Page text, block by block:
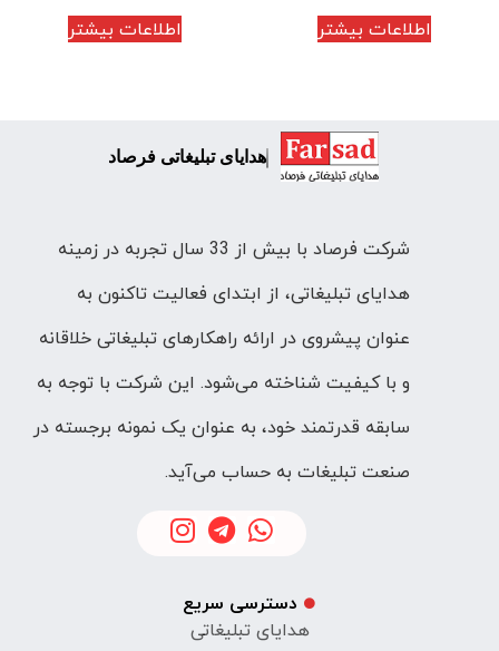
اطلاعات بیشتر
اطلاعات بیشتر
هدایای تبلیغاتی فرصاد
شرکت فرصاد با بیش از 33 سال تجربه در زمینه
هدایای تبلیغاتی، از ابتدای فعالیت تاکنون به
عنوان پیشروی در ارائه راهکارهای تبلیغاتی خلاقانه
و با کیفیت شناخته می‌شود. این شرکت با توجه به
سابقه قدرتمند خود، به عنوان یک نمونه برجسته در
صنعت تبلیغات به حساب می‌آید.
دسترسی سریع
هدایای تبلیغاتی